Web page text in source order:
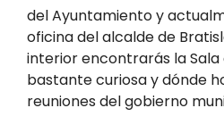
del Ayuntamiento y
oficina del alcalde de
interior encontrarás la Sala
bastante curiosa y dónde
reuniones del gobierno